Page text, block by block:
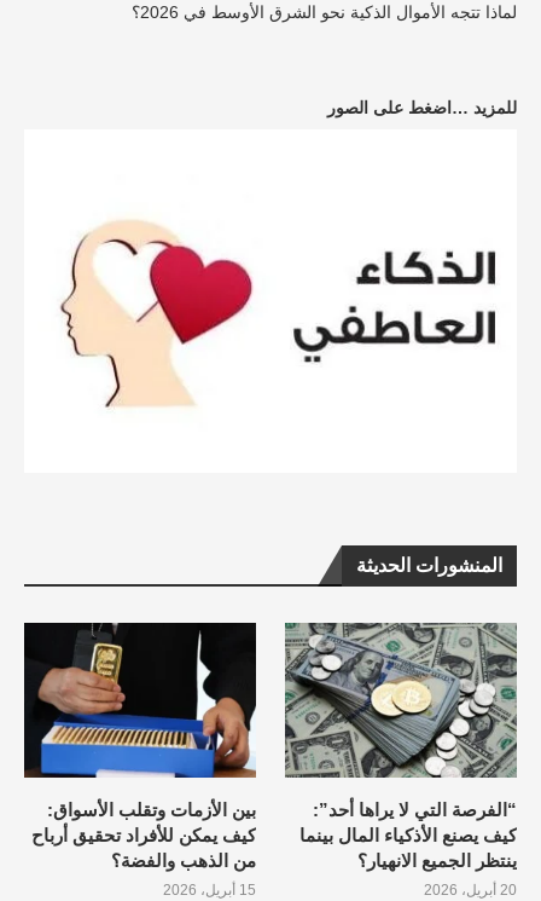
لماذا تتجه الأموال الذكية نحو الشرق الأوسط في 2026؟
للمزيد …اضغط على الصور
المنشورات الحديثة
“الفرصة التي لا يراها أحد”:
كيف يصنع الأذكياء المال بينما
ينتظر الجميع الانهيار؟
20 أبريل، 2026
بين الأزمات وتقلب الأسواق:
كيف يمكن للأفراد تحقيق أرباح
من الذهب والفضة؟
15 أبريل، 2026